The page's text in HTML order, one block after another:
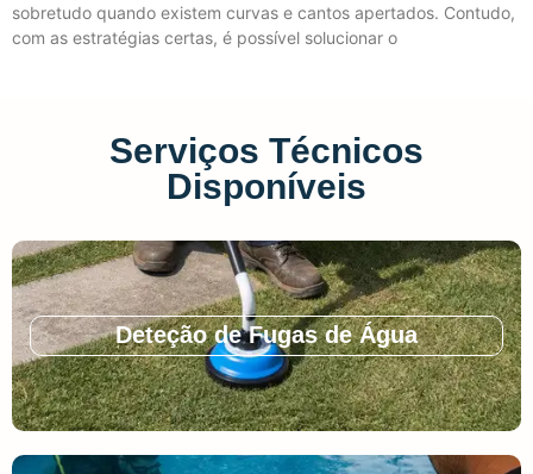
sobretudo quando existem curvas e cantos apertados. Contudo,
com as estratégias certas, é possível solucionar o
Serviços Técnicos
Disponíveis
Deteção de Fugas de Água